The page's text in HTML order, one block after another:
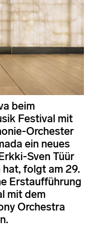
beim
Festival mit
Orchester
ein neues
Sven Tüür
folgt am 29.
Erstaufführung
mit dem
Orchestra